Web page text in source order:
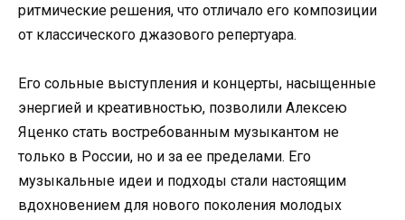
ритмические решения, что отличало его композиции
от классического джазового репертуара.
Его сольные выступления и концерты, насыщенные
энергией и креативностью, позволили Алексею
Яценко стать востребованным музыкантом не
только в России, но и за ее пределами. Его
музыкальные идеи и подходы стали настоящим
вдохновением для нового поколения молодых